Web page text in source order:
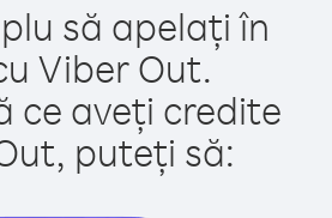
să apelați în
Viber Out.
ce aveți credite
puteți să: